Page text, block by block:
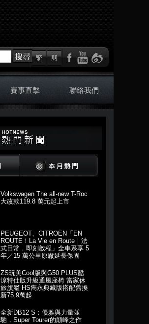
搜尋
賽事直擊 聯絡我們
Volkswagen The all-new T-Roc
大改款119.8 萬元起上市
PEUGEOT、CITROËN「EN
ROUTE！La Vie en Route｜法
式日常，即刻啟程」全車系享 5
年／15 萬公里原廠延長保固
ZS玩美Cool版與G50 PLUS酷
涼特仕版升級通風座椅 當家休
旅旗艦 HS雋永典藏版搭配舊換
新75.9萬起
全新DB12 S：優雅與力量並
馳，Super Tourer的顛峰之作